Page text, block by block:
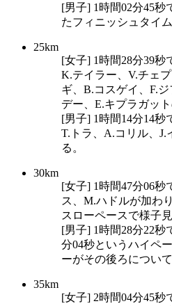
[男子] 1時間02分45秒
たフィニッシュタイ
25km
[女子] 1時間28分39秒
K.テイラー、V.チェ
ギ、B.コスゲイ、F.
デー、E.キプラガット
[男子] 1時間14分14秒
T.トラ、A.コリル、
る。
30km
[女子] 1時間47分06秒
ス、M.ハドルが加わ
スローペースで様子
[男子] 1時間28分22秒
分04秒というハイペ
ーがその後ろについて
35km
[女子] 2時間04分45秒